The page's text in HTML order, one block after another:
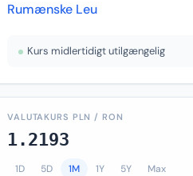
Rumænske Leu
Kurs midlertidigt utilgængelig
VALUTAKURS PLN / RON
1.2193
1D 5D 1M 1Y 5Y Max